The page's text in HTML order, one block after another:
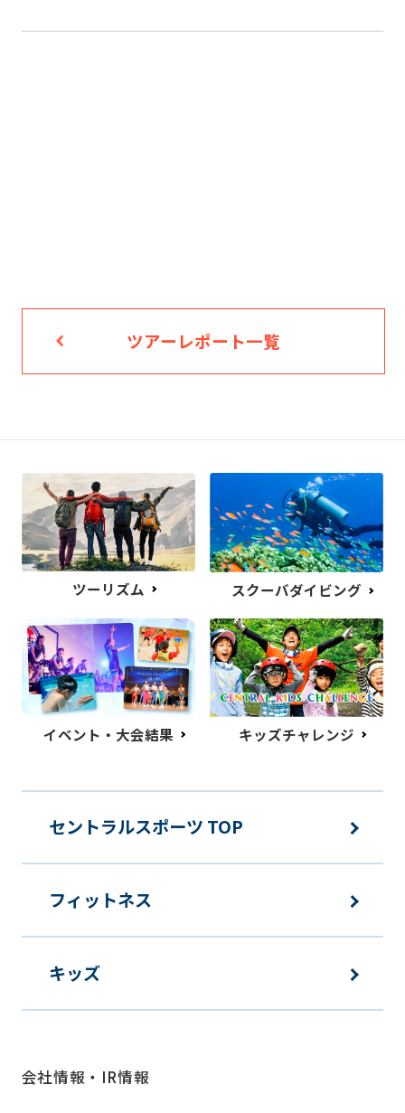
ツアーレポート一覧
ツーリズム スクーバダイビング
イベント・大会結果 キッズチャレンジ
セントラルスポーツ TOP
フィットネス
キッズ
会社情報・IR情報